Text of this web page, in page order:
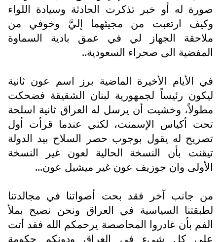
صورة له أو خبر تذكرت الحادثة وسيادة اللواء
وكيف ارتعبت من مجيئهما إليَّ وخوفي من
ملاحقة الجهاز لي في عمق بادية السماوة
المفضية الى صحراء السعودية..
في الأيام الأخيرة الماضية برز اسم عون ثانية
ليكون رئيساً لجمهورية لبنان الشقيقة فضحكت
مطولاً، وخشيت أن يرسل له العراق ثانية اسلحة
تحت أكياس الإسمنت، لكني عندما قرأت أول
تصريح له يقول بوجوب حصر السلاح بيد الدولة
تيقنت بأن النسخة الحالية لعون غير النسخة
الأولى وان جوزيف عون غير ميشيل عون...
من جانب آخر فقد بحت أصواتنا في مجالدتنا
لطبقتنا السياسية في العراق ونحن نصيح بملأ
الفم بأن غادروا المحاصصة يرحمكم الله فقد أتت
على كل شيء في العراق ودونكم حكومة